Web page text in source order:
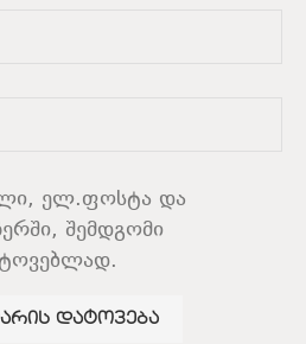
ელ.ფოსტა და
შემდგომი